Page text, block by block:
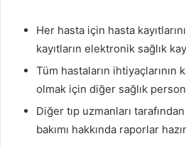
Her hasta için hasta
kayıtların elektronik sağlık
Tüm hastaların ihtiyaçlarının
olmak için diğer sağlık
Diğer tıp uzmanları
bakımı hakkında raporlar